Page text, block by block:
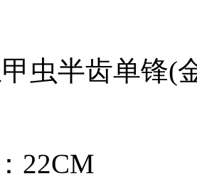
虫半齿单锋(
22CM